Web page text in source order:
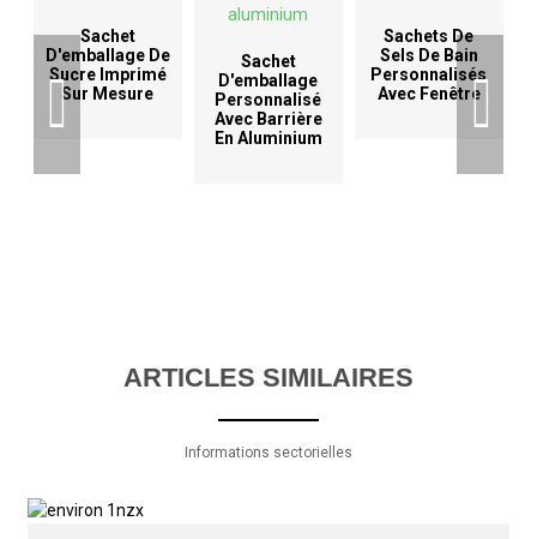
Sachet
D'emballage De
Sucre Imprimé
Sur Mesure
Sachet
D'emballage
Personnalisé
Avec Barrière
En Aluminium
Sachets De
Sels De Bain
Personnalisés
Avec Fenêtre
ARTICLES SIMILAIRES
Informations sectorielles